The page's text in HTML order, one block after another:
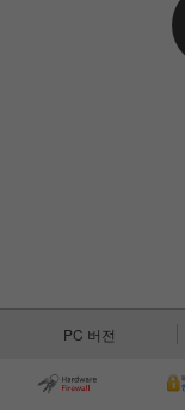
PC 버전